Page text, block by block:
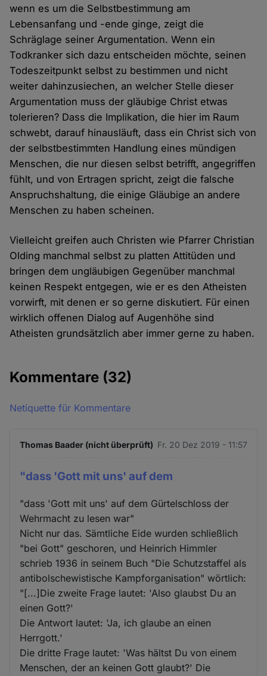
wenn es um die Selbstbestimmung am
Lebensanfang und -ende ginge, zeigt die
Schräglage seiner Argumentation. Wenn ein
Todkranker sich dazu entscheiden möchte, seinen
Todeszeitpunkt selbst zu bestimmen und nicht
weiter dahinzusiechen, an welcher Stelle dieser
Argumentation muss der gläubige Christ etwas
tolerieren? Dass die Implikation, die hier im Raum
schwebt, darauf hinausläuft, dass ein Christ sich von
der selbstbestimmten Handlung eines mündigen
Menschen, die nur diesen selbst betrifft, angegriffen
fühlt, und von Ertragen spricht, zeigt die falsche
Anspruchshaltung, die einige Gläubige an andere
Menschen zu haben scheinen.
Vielleicht greifen auch Christen wie Pfarrer Christian
Olding manchmal selbst zu platten Attitüden und
bringen dem ungläubigen Gegenüber manchmal
keinen Respekt entgegen, wie er es den Atheisten
vorwirft, mit denen er so gerne diskutiert. Für einen
wirklich offenen Dialog auf Augenhöhe sind
Atheisten grundsätzlich aber immer gerne zu haben.
Kommentare (32)
Netiquette für Kommentare
Thomas Baader (nicht überprüft) Fr. 20 Dez 2019 - 11:57
"dass 'Gott mit uns' auf dem
"dass 'Gott mit uns' auf dem Gürtelschloss der
Wehrmacht zu lesen war"
Nicht nur das. Sämtliche Eide wurden schließlich
"bei Gott" geschoren, und Heinrich Himmler
schrieb 1936 in seinem Buch "Die Schutzstaffel als
antibolschewistische Kampforganisation" wörtlich:
"[...]Die zweite Frage lautet: 'Also glaubst Du an
einen Gott?'
Die Antwort lautet: 'Ja, ich glaube an einen
Herrgott.'
Die dritte Frage lautet: 'Was hältst Du von einem
Menschen, der an keinen Gott glaubt?' Die